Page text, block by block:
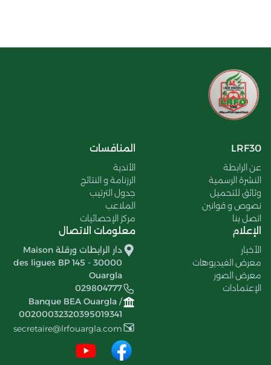
LRF30
عن الرابطة
النشرة الرسمية
وثائق للتحميل
نصوص و قوانين
اتصل بنا
المنافسات
الأندية
الرزنامة و النتائج
جدول الترتيب
الملاعب
مركز الإحصائيات
الإعلام
الأخبار
معرض الفيديوهات
معرض الصور
الإعتمادات
معلومات الاتصال
دار الرابطات ورقلة Maison
des ligues BP 145 - 30000
Ouargla
029804777
Banque BEA Ouargla /
00200032320395019341
secretaire@lrfouargla.com